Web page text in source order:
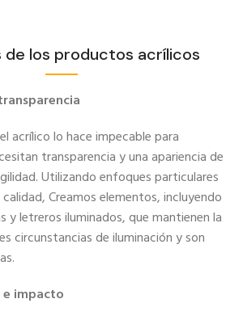
de los productos acrílicos
acrílico lo hace impecable para
transparencia y una apariencia de
Utilizando enfoques particulares
Creamos elementos, incluyendo
y letreros iluminados, que mantienen la
circunstancias de iluminación y son
e impacto